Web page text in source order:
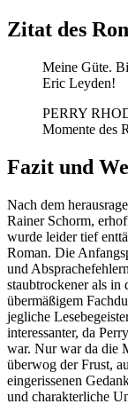
Zitat des
Meine Güte.
Eric Leyden!
PERRY
Momente des
Fazit und
Nach dem
Rainer Schorm,
wurde leider tief
Roman. Die
und
staubtrockener als in
übermäßigem
jegliche
interessanter, da
war. Nur war da die
überwog der Frust,
eingerissenen
und charakterliche